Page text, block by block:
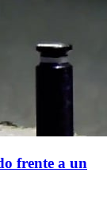
frente a un